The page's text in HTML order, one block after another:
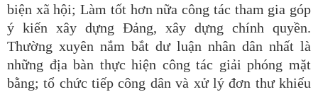
biện xã hội; Làm tốt hơn nữa công tác tham gia góp
ý kiến xây dựng Đảng, xây dựng chính quyền.
Thường xuyên nắm bắt dư luận nhân dân nhất là
những địa bàn thực hiện công tác giải phóng mặt
bằng; tổ chức tiếp công dân và xử lý đơn thư khiếu